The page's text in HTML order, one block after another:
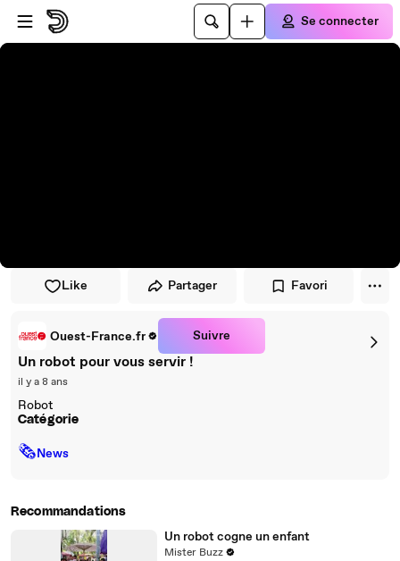
Passer au player
Passer au contenu principal
Se connecter
Like Partager Favori
Ouest-France.fr Suivre
Un robot pour vous servir !
il y a 8 ans
Robot
Catégorie
🗞News
Recommandations
Un robot cogne un enfant
Mister Buzz